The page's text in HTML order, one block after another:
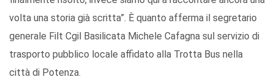
volta una storia già scritta”. È quanto afferma il segretario
generale Filt Cgil Basilicata Michele Cafagna sul servizio di
trasporto pubblico locale affidato alla Trotta Bus nella
città di Potenza.